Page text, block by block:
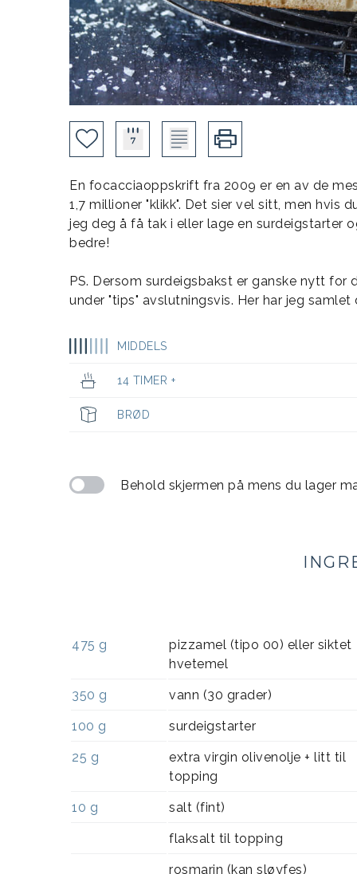
En focacciaoppskrift fra 2009 er en av de
1,7 millioner "klikk". Det sier vel sitt, men hvis
jeg deg å få tak i eller lage en surdeigstarter
bedre!
PS. Dersom surdeigsbakst er ganske nytt
under "tips" avslutningsvis. Her har jeg
MIDDELS
14 TIMER +
BRØD
Behold skjermen på mens du lager
475 g
pizzamel (tipo 00) eller siktet
hvetemel
350 g vann (30 grader)
100 g surdeigstarter
25 g
extra virgin olivenolje + litt til
topping
10 g salt (fint)
flaksalt til topping
rosmarin (kan sløyfes)